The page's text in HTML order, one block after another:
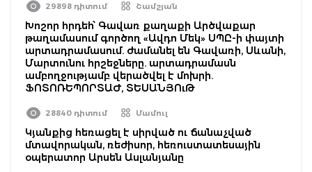
29898 դիտում Շամշյան
Խոշոր հրդեհ՝ Գավառ քաղաքի Արծվաքար
թաղամասում գործող «Ավդո Մեկ» ՍՊԸ-ի փայտի
արտադրամասում. ժամանել են Գավառի, Սևանի,
Մարտունու հրշեջները. արտադրամասն
ամբողջությամբ վերածվել է մոխրի.
ՖՈՏՈՌԵՊՈՐՏԱԺ, ՏԵՍԱՆՅՈւԹ
28840 դիտում Մամուլ
Կյանքից հեռացել է սիրված ու ճանաչված
մտավորական, ռեժիսոր, հեռուստատեսային
օպերատոր Արսեն Ասլանյանը